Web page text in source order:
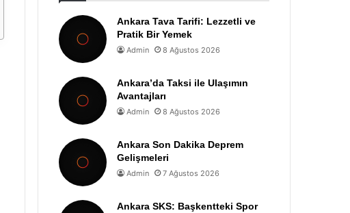
Ankara Tava Tarifi: Lezzetli ve
Pratik Bir Yemek
Admin 8 Ağustos 2026
Ankara’da Taksi ile Ulaşımın
Avantajları
Admin 8 Ağustos 2026
Ankara Son Dakika Deprem
Gelişmeleri
Admin 7 Ağustos 2026
Ankara SKS: Başkentteki Spor